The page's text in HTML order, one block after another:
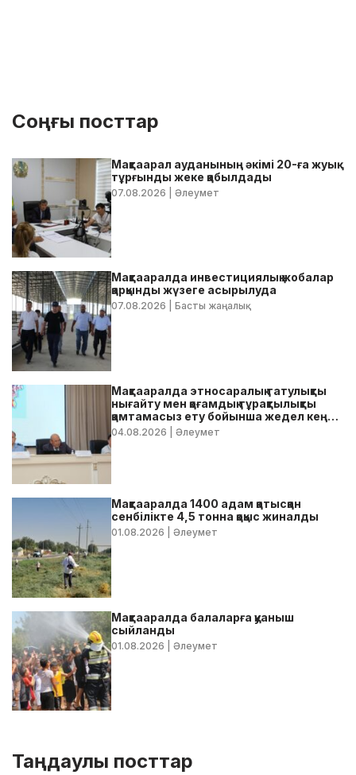
Соңғы посттар
Мақтаарал ауданының әкімі 20-ға жуық
тұрғынды жеке қабылдады
07.08.2026 | Әлеумет
Мақтааралда инвестициялық жобалар
қарқынды жүзеге асырылуда
07.08.2026 | Басты жаңалық
Мақтааралда этносаралық татулықты
нығайту мен қоғамдық тұрақтылықты
қамтамасыз ету бойынша жедел кеңес
өтті
04.08.2026 | Әлеумет
Мақтааралда 1400 адам қатысқан
сенбілікте 4,5 тонна қоқыс жиналды
01.08.2026 | Әлеумет
Мақтааралда балаларға қуаныш
сыйланды
01.08.2026 | Әлеумет
Таңдаулы посттар